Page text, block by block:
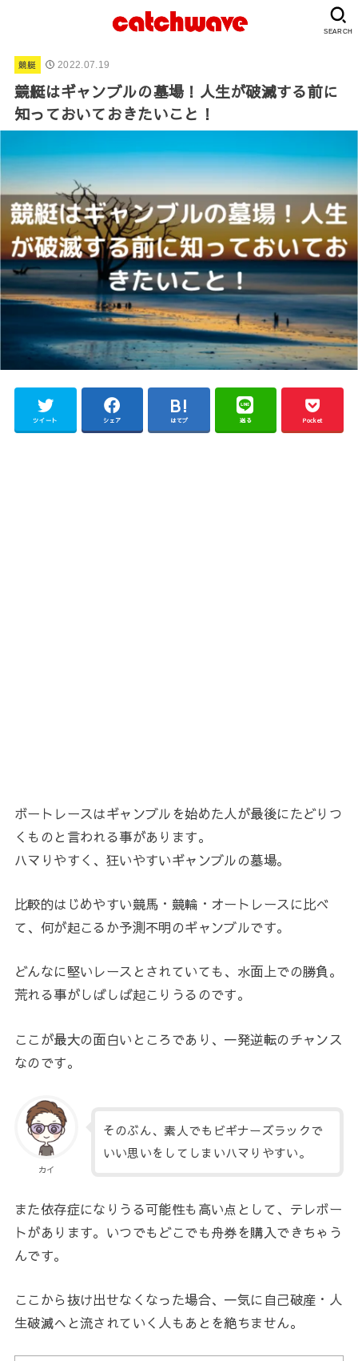
SEARCH
競艇 2022.07.19
競艇はギャンブルの墓場！人生が破滅する前に
知っておいておきたいこと！
ツイート シェア はてブ 送る Pocket
ボートレースはギャンブルを始めた人が最後にたどりつ
くものと言われる事があります。
ハマりやすく、狂いやすいギャンブルの墓場。
比較的はじめやすい競馬・競輪・オートレースに比べ
て、何が起こるか予測不明のギャンブルです。
どんなに堅いレースとされていても、水面上での勝負。
荒れる事がしばしば起こりうるのです。
ここが最大の面白いところであり、一発逆転のチャンス
なのです。
カイ
そのぶん、素人でもビギナーズラックで
いい思いをしてしまいハマりやすい。
また依存症になりうる可能性も高い点として、テレボー
トがあります。いつでもどこでも舟券を購入できちゃう
んです。
ここから抜け出せなくなった場合、一気に自己破産・人
生破滅へと流されていく人もあとを絶ちません。